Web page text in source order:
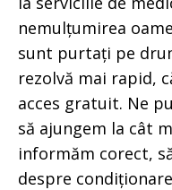
nemulțumirea
sunt purtați pe
rezolvă mai rapid,
acces gratuit. Ne
să ajungem la cât
informăm corect,
despre